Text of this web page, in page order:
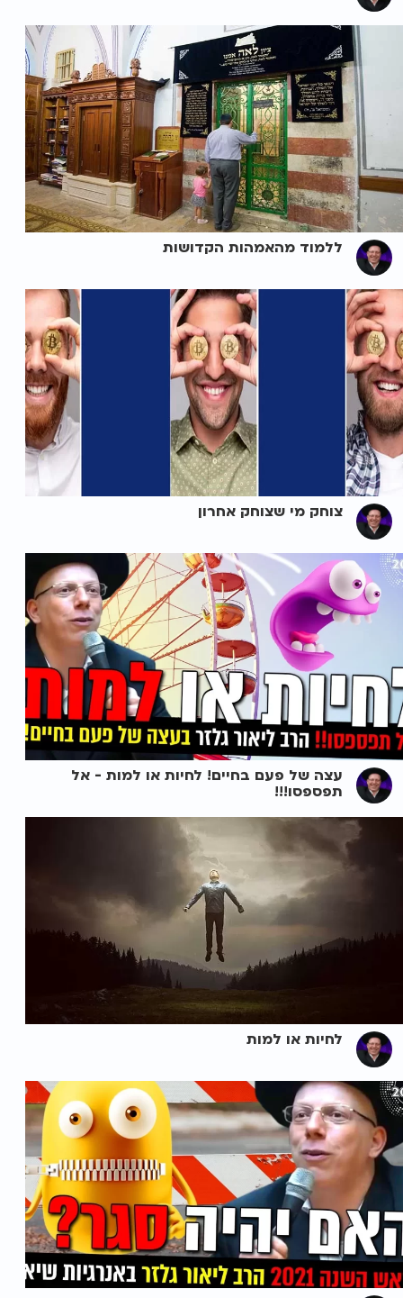
ללמוד מהאמהות הקדושות
צוחק מי שצוחק אחרון
עצה של פעם בחיים! לחיות או למות - אל
תפספסו!!!
לחיות או למות